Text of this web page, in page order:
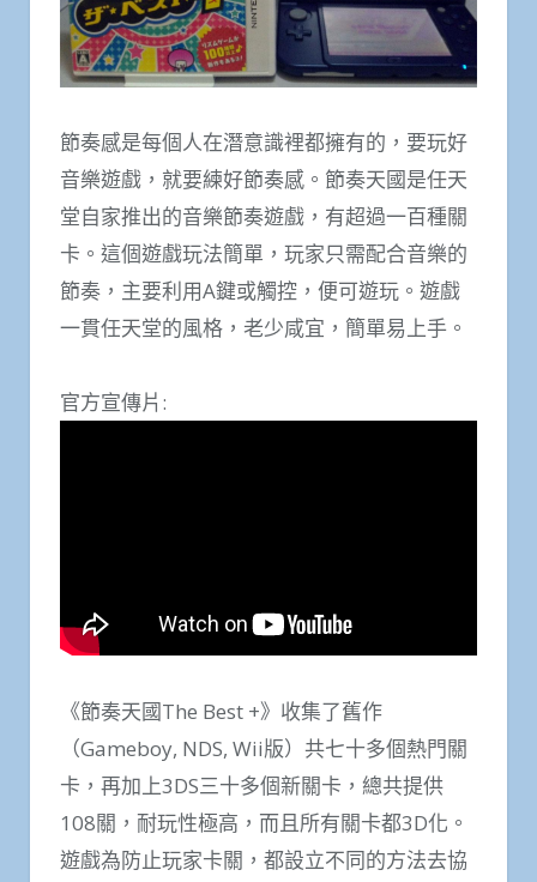
節奏感是每個人在潛意識裡都擁有的，要玩好
音樂遊戲，就要練好節奏感。節奏天國是任天
堂自家推出的音樂節奏遊戲，有超過一百種關
卡。這個遊戲玩法簡單，玩家只需配合音樂的
節奏，主要利用A鍵或觸控，便可遊玩。遊戲
一貫任天堂的風格，老少咸宜，簡單易上手。
官方宣傳片:
《節奏天國The Best +》收集了舊作
（Gameboy, NDS, Wii版）共七十多個熱門關
卡，再加上3DS三十多個新關卡，總共提供
108關，耐玩性極高，而且所有關卡都3D化。
遊戲為防止玩家卡關，都設立不同的方法去協